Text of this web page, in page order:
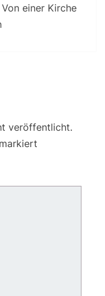
einer Kirche
veröffentlicht.
markiert